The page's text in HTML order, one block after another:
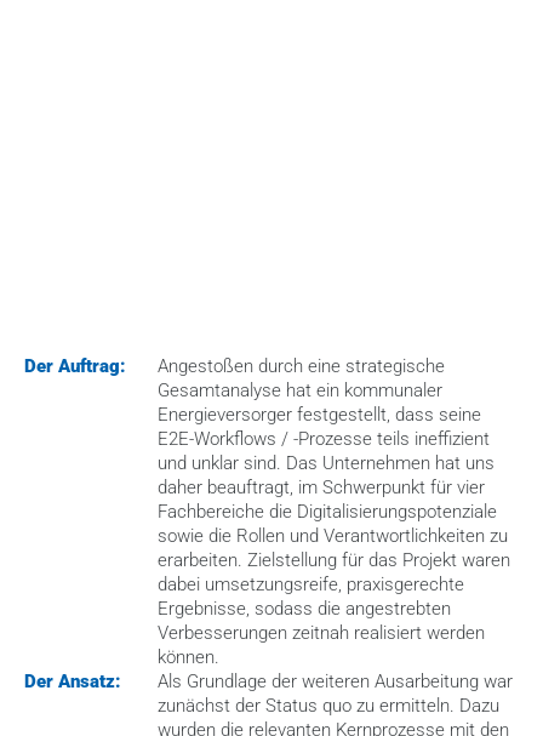
Der Auftrag:
Angestoßen durch eine strategische
Gesamtanalyse hat ein kommunaler
Energieversorger festgestellt, dass seine
E2E-Workflows / -Prozesse teils ineffizient
und unklar sind. Das Unternehmen hat uns
daher beauftragt, im Schwerpunkt für vier
Fachbereiche die Digitalisierungspotenziale
sowie die Rollen und Verantwortlichkeiten zu
erarbeiten. Zielstellung für das Projekt waren
dabei umsetzungsreife, praxisgerechte
Ergebnisse, sodass die angestrebten
Verbesserungen zeitnah realisiert werden
können.
Der Ansatz:
Als Grundlage der weiteren Ausarbeitung war
zunächst der Status quo zu ermitteln. Dazu
wurden die relevanten Kernprozesse mit den